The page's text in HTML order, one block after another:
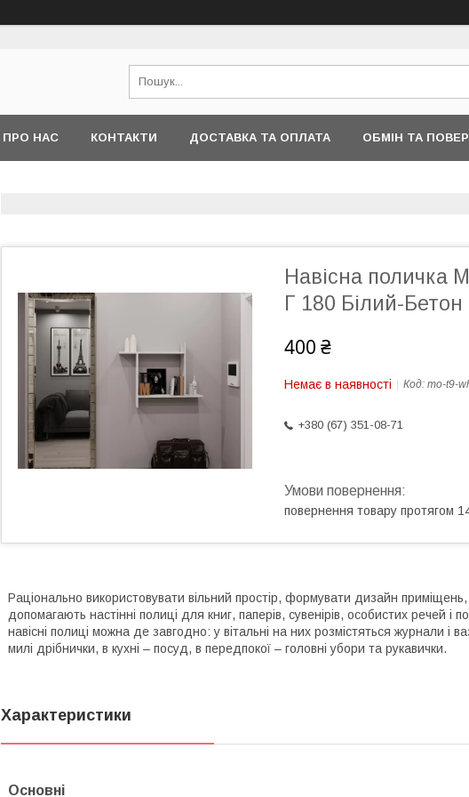
ПРО НАС КОНТАКТИ ДОСТАВКА ТА ОПЛАТА ОБМІН ТА
Навісна поличка
Г 180 Білий-Бетон
400 ₴
Немає в наявності Код: mo-t9-
+380 (67) 351-08-71
повернення товару протягом
Раціонально використовувати вільний простір, формувати дизайн
допомагають настінні полиці для книг, паперів, сувенірів, особистих речей і
навісні полиці можна де завгодно: у вітальні на них розмістяться журнали і
милі дрібнички, в кухні – посуд, в передпокої – головні убори та рукавички.
Характеристики
Основні